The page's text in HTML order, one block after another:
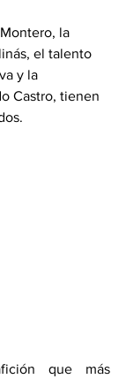
la
el talento
y la
Castro, tienen
que más